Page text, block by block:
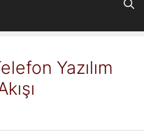
Yazılım